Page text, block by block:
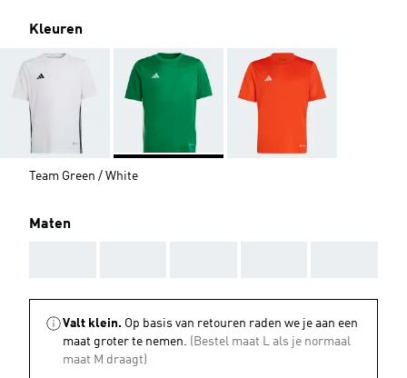
Kleuren
Team Green / White
Maten
Valt klein. Op basis van retouren raden we je aan een
maat groter te nemen. (Bestel maat L als je normaal
maat M draagt)